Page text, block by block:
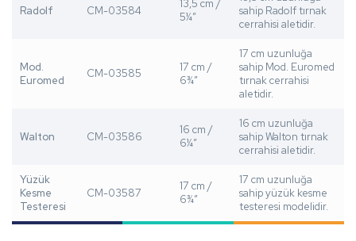
Radolf CM-03584
13,5 cm /
5¼”
sahip Radolf tırnak
cerrahisi aletidir.
Mod.
Euromed
CM-03585
17 cm /
6¾”
17 cm uzunluğa
sahip Mod. Euromed
tırnak cerrahisi
aletidir.
Walton CM-03586
16 cm /
6¼”
16 cm uzunluğa
sahip Walton tırnak
cerrahisi aletidir.
Yüzük
Kesme
Testeresi
CM-03587
17 cm /
6¾”
17 cm uzunluğa
sahip yüzük kesme
testeresi modelidir.